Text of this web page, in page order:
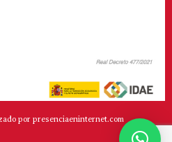
por presenciaeninternet.com